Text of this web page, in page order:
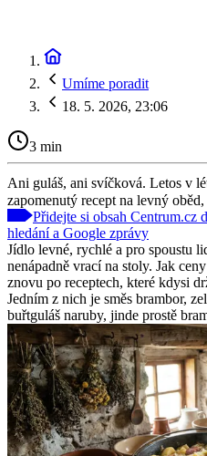
Umíme poradit
18. 5. 2026, 23:06
3 min
Ani guláš, ani svíčková. Letos v
zapomenutý recept na levný
Přidejte si obsah Centrum.cz
hledání a Google zprávy
Jídlo levné, rychlé a pro spoustu
nenápadně vrací na stoly. Jak
znovu po receptech, které kdysi
Jedním z nich je směs brambor,
buřtguláš naruby, jinde prostě